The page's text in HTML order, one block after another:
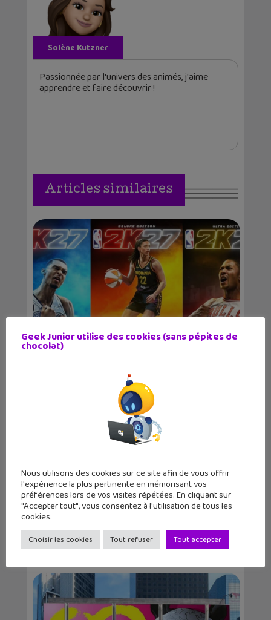
Solène Kutzner
Passionnée par l'univers des animés, j'aime
apprendre et faire découvrir !
Articles similaires
Victor Wembanyama sur la jaquette
mondiale de NBA...
Lecture d’été 2026 #7 : Ghost Pepper
(tome 1), un...
Geek Junior utilise des cookies (sans pépites de
chocolat)
Nous utilisons des cookies sur ce site afin de vous offrir
l'expérience la plus pertinente en mémorisant vos
préférences lors de vos visites répétées. En cliquant sur
"Accepter tout", vous consentez à l'utilisation de tous les
cookies.
Choisir les cookies Tout refuser Tout accepter